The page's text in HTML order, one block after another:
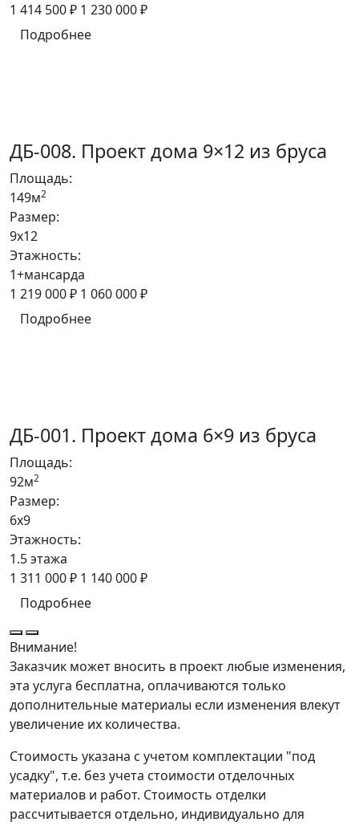
1 414 500 ₽ 1 230 000 ₽
Подробнее
ДБ-008. Проект дома 9×12 из бруса
Площадь:
149м2
Размер:
9x12
Этажность:
1+мансарда
1 219 000 ₽ 1 060 000 ₽
Подробнее
ДБ-001. Проект дома 6×9 из бруса
Площадь:
92м2
Размер:
6x9
Этажность:
1.5 этажа
1 311 000 ₽ 1 140 000 ₽
Подробнее
Внимание!
Заказчик может вносить в проект любые изменения,
эта услуга бесплатна, оплачиваются только
дополнительные материалы если изменения влекут
увеличение их количества.
Стоимость указана с учетом комплектации "под
усадку", т.е. без учета стоимости отделочных
материалов и работ. Стоимость отделки
рассчитывается отдельно, индивидуально для